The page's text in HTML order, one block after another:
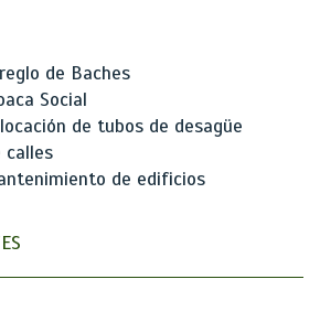
de Baches
Social
de tubos de desagüe
calles
de edificios